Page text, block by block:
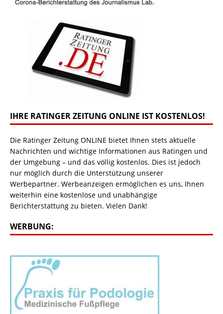
IHRE RATINGER ZEITUNG ONLINE IST KOSTENLOS!
Die Ratinger Zeitung ONLINE bietet Ihnen stets aktuelle
Nachrichten und wichtige Informationen aus Ratingen und
der Umgebung – und das völlig kostenlos. Dies ist jedoch
nur möglich durch die Unterstützung unserer
Werbepartner. Werbeanzeigen ermöglichen es uns, Ihnen
weiterhin eine kostenlose und unabhängige
Berichterstattung zu bieten. Vielen Dank!
WERBUNG: